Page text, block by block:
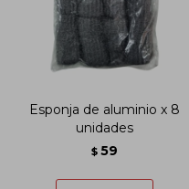
Esponja de aluminio x 8
unidades
$ 59